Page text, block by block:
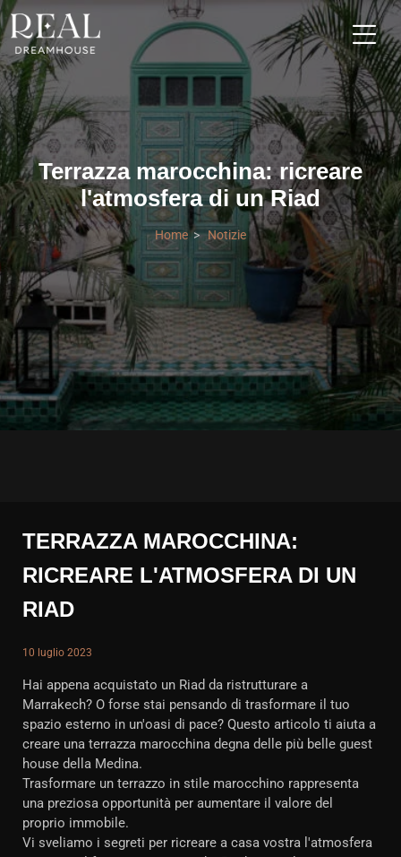
Terrazza marocchina: ricreare
l'atmosfera di un Riad
Home Notizie
TERRAZZA MAROCCHINA:
RICREARE L'ATMOSFERA DI UN
RIAD
10 luglio 2023
Hai appena acquistato un Riad da ristrutturare a
Marrakech? O forse stai pensando di trasformare il tuo
spazio esterno in un'oasi di pace? Questo articolo ti aiuta a
creare una terrazza marocchina degna delle più belle guest
house della Medina.
Trasformare un terrazzo in stile marocchino rappresenta
una preziosa opportunità per aumentare il valore del
proprio immobile.
Vi sveliamo i segreti per ricreare a casa vostra l'atmosfera